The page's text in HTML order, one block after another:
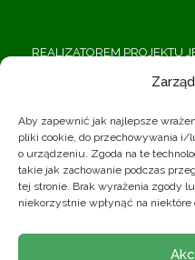
Aby zapewnić jak najlepsze
pliki cookie, do przechowywania
o urządzeniu. Zgoda na te
takie jak zachowanie podczas
tej stronie. Brak wyrażenia zgody
niekorzystnie wpłynąć na
REALIZATOREM PROJEKTU
CENTRUM
BIURO
43-300 Bielsko-Biała ul.